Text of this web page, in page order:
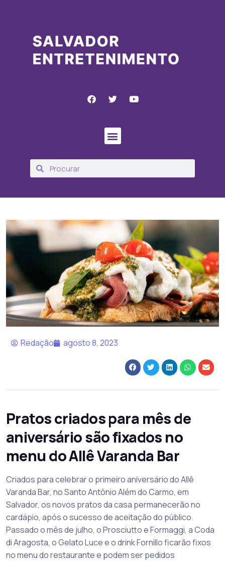
Redação agosto 8, 2023
Pratos criados para mês de
aniversário são fixados no
menu do Allê Varanda Bar
Criados para celebrar o primeiro aniversário do Allê
Varanda Bar, no Santo Antônio Além do Carmo, em
Salvador, os novos pratos da casa permanecerão no
cardápio, após o sucesso de aceitação do público.
Passado o mês de julho, o Prosciutto e Formaggi, a Coda
di Aragosta, o Gelato Luce e o drink Fornillo ficarão fixos
no menu do restaurante e podem ser pedidos